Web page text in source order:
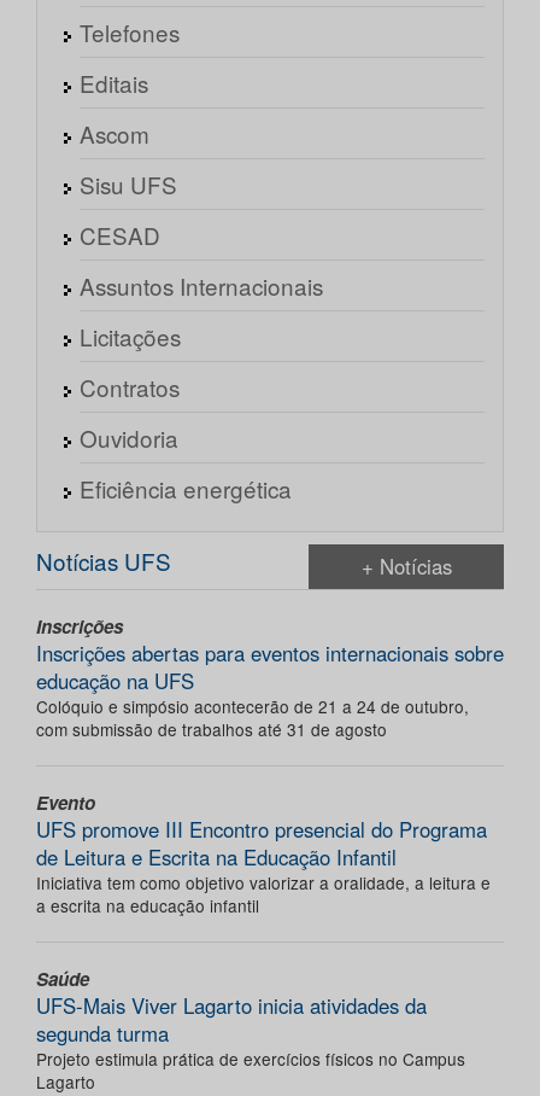
Telefones
Editais
Ascom
Sisu UFS
CESAD
Assuntos Internacionais
Licitações
Contratos
Ouvidoria
Eficiência energética
Notícias UFS + Notícias
Inscrições
Inscrições abertas para eventos internacionais sobre
educação na UFS
Colóquio e simpósio acontecerão de 21 a 24 de outubro,
com submissão de trabalhos até 31 de agosto
Evento
UFS promove III Encontro presencial do Programa
de Leitura e Escrita na Educação Infantil
Iniciativa tem como objetivo valorizar a oralidade, a leitura e
a escrita na educação infantil
Saúde
UFS-Mais Viver Lagarto inicia atividades da
segunda turma
Projeto estimula prática de exercícios físicos no Campus
Lagarto